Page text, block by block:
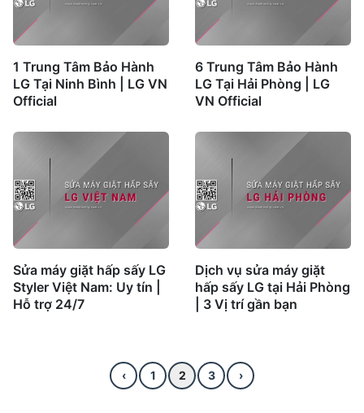
1 Trung Tâm Bảo Hành
LG Tại Ninh Bình | LG VN
Official
6 Trung Tâm Bảo Hành
LG Tại Hải Phòng | LG
VN Official
Sửa máy giặt hấp sấy LG
Styler Việt Nam: Uy tín |
Hỗ trợ 24/7
Dịch vụ sửa máy giặt
hấp sấy LG tại Hải Phòng
| 3 Vị trí gần bạn
‹ 1 2 3 ›